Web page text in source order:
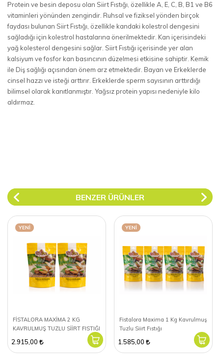
Protein ve besin deposu olan Siirt Fıstığı, özellikle A, E, C, B, B1 ve B6
vitaminleri yönünden zengindir. Ruhsal ve fiziksel yönden birçok
faydası bulunan Siirt Fıstığı, özellikle kandaki kolestrol dengesini
sağladığı için kolestrol hastalarına önerilmektedir. Kan içerisindeki
yağ kolesterol dengesini sağlar. Siirt Fıstığı içerisinde yer alan
kalsiyum ve fosfor kan basıncının düzelmesi etkisine sahiptir. Kemik
ile Diş sağlığı açısından önem arz etmektedir. Bayan ve Erkeklerde
cinsel hazzı ve isteği arttırır. Erkeklerde sperm sayısının arttırdığı
bilimsel olarak kanıtlanmıştır. Yağsız protein yapısı nedeniyle kilo
aldırmaz.
BENZER ÜRÜNLER
FİSTALORA MAXİMA 2 KG
KAVRULMUŞ TUZLU SİİRT FISTIĞI
2.915,00
YENI
Fistalora Maxima 1 Kg Kavrulmuş
Tuzlu Siirt Fıstığı
1.585,00
YENI